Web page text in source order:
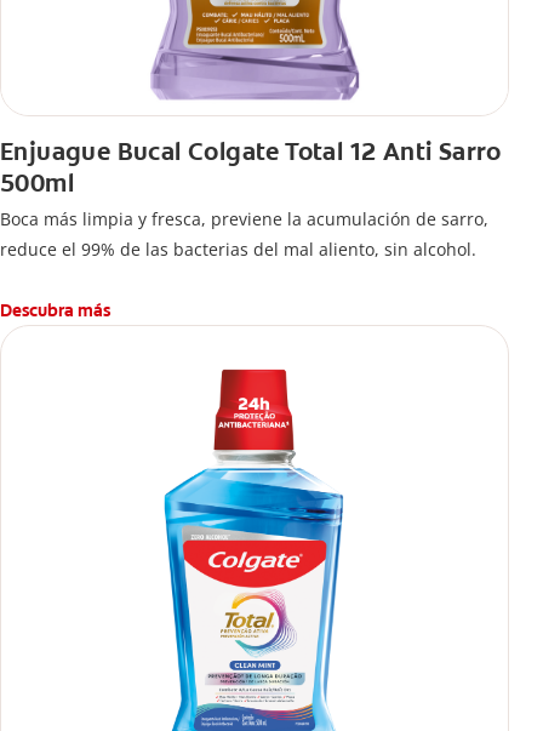
Enjuague Bucal Colgate Total 12 Anti Sarro
500ml
Boca más limpia y fresca, previene la acumulación de sarro,
reduce el 99% de las bacterias del mal aliento, sin alcohol.
Descubra más